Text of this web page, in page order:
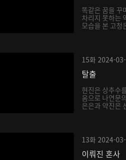
똑같은 꿈을 꾸
차리지 못하는
모습을 본 고청
15화 2024-
탈출
현진은 상추수
움으로 나연문
은은과 약진은
13화 2024-
이뤄진 혼사